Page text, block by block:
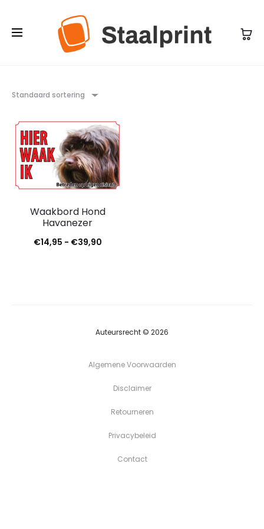
Standaard sortering
Waakbord Hond
Havanezer
€14,95 - €39,90Prijsklasse:
Auteursrecht © 2026
Algemene Voorwaarden
Disclaimer
Retourneren
Privacybeleid
Contact